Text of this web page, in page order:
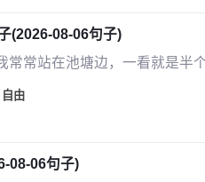
(2026-08-06句子)
常常站在池塘边，一看就是半
自由
08-06句子)